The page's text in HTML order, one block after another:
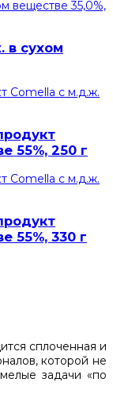
в сухом
55%, 250 г
55%, 330 г
сплоченная и
которой не
задачи «по